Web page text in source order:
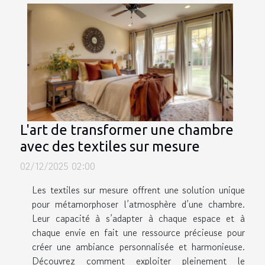
L'art de transformer une chambre
avec des textiles sur mesure
02/12/2025 02:00
Les textiles sur mesure offrent une solution unique
pour métamorphoser l’atmosphère d’une chambre.
Leur capacité à s’adapter à chaque espace et à
chaque envie en fait une ressource précieuse pour
créer une ambiance personnalisée et harmonieuse.
Découvrez comment exploiter pleinement le